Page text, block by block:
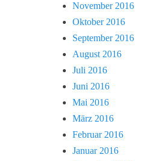
November 2016
Oktober 2016
September 2016
August 2016
Juli 2016
Juni 2016
Mai 2016
März 2016
Februar 2016
Januar 2016